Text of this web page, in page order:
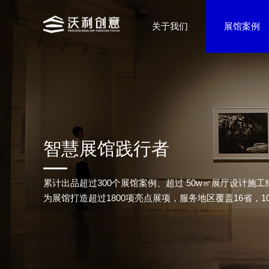
关于我们 展馆案例
智慧展馆践行者
累计出品超过300个展馆案例、超过 50w㎡展厅设计施工
为展馆打造超过1800项亮点展项，服务地区覆盖16省，